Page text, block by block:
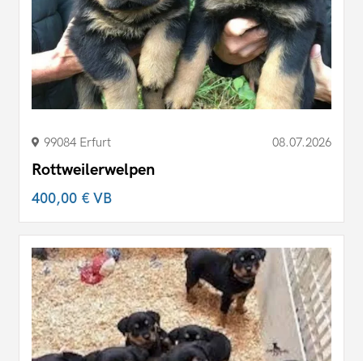
99084 Erfurt 08.07.2026
Rottweilerwelpen
400,00 €VB